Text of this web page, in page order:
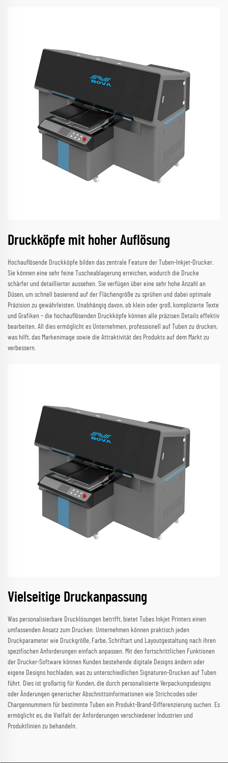
Druckköpfe mit hoher Auflösung
Hochauflösende Druckköpfe bilden das zentrale Feature der Tuben-Inkjet-Drucker.
Sie können eine sehr feine Tuscheablagerung erreichen, wodurch die Drucke
schärfer und detaillierter aussehen. Sie verfügen über eine sehr hohe Anzahl an
Düsen, um schnell basierend auf der Flächengröße zu sprühen und dabei optimale
Präzision zu gewährleisten. Unabhängig davon, ob klein oder groß, komplizierte Texte
und Grafiken – die hochauflösenden Druckköpfe können alle präzisen Details effektiv
bearbeiten. All dies ermöglicht es Unternehmen, professionell auf Tuben zu drucken,
was hilft, das Markenimage sowie die Attraktivität des Produkts auf dem Markt zu
verbessern.
Vielseitige Druckanpassung
Was personalisierbare Drucklösungen betrifft, bietet Tubes Inkjet Printers einen
umfassenden Ansatz zum Drucken. Unternehmen können praktisch jeden
Druckparameter wie Druckgröße, Farbe, Schriftart und Layoutgestaltung nach ihren
spezifischen Anforderungen einfach anpassen. Mit den fortschrittlichen Funktionen
der Drucker-Software können Kunden bestehende digitale Designs ändern oder
eigene Designs hochladen, was zu unterschiedlichen Signaturen-Drucken auf Tuben
führt. Dies ist großartig für Kunden, die durch personalisierte Verpackungsdesigns
oder Änderungen generischer Abschnittsinformationen wie Strichcodes oder
Chargennummern für bestimmte Tuben ein Produkt-Brand-Differenzierung suchen. Es
ermöglicht es, die Vielfalt der Anforderungen verschiedener Industrien und
Produktlinien zu behandeln.